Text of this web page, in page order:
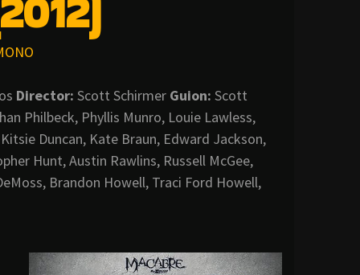
Director: Scott Schirmer Guion: Scott
Philbeck, Phyllis Munro, Louie Lawless,
Duncan, Kate Braun, Edward Jackson,
Hunt, Austin Rawlins, Russell McGee,
Brandon Howell, Traci Ford Howell,